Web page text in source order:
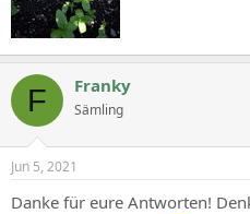
F Franky
Sämling
Jun 5, 2021
Danke für eure Antworten!